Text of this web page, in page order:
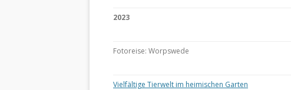
2023
Fotoreise: Worpswede
Vielfältige Tierwelt im heimischen Garten